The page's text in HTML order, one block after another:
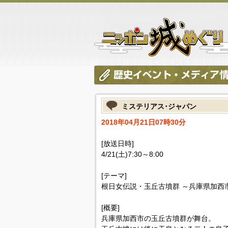
ミステリアス･ジャパン
2018年04月21日07時30分
[放送日時]
4/21(土)7:30～8:00
[テーマ]
根日女伝説・玉丘古墳群 ～兵庫県加西
[概要]
兵庫県加西市の玉丘古墳群が舞台。